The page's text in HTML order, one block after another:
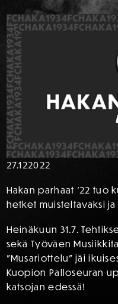
27.122022
Hakan parhaat ’22
hetket muisteltavaksi
Heinäkuun 31.7.
sekä Työväen
”Musariottelu” jäi
Kuopion Palloseuran
katsojan edessä!